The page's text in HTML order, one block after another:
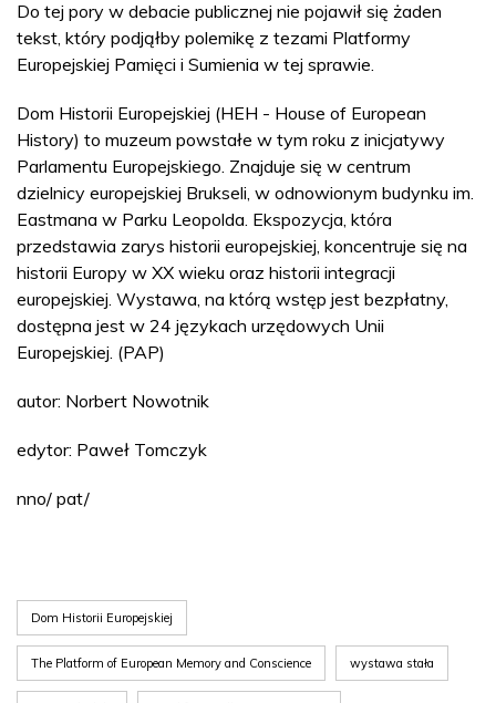
Do tej pory w debacie publicznej nie pojawił się żaden
tekst, który podjąłby polemikę z tezami Platformy
Europejskiej Pamięci i Sumienia w tej sprawie.
Dom Historii Europejskiej (HEH - House of European
History) to muzeum powstałe w tym roku z inicjatywy
Parlamentu Europejskiego. Znajduje się w centrum
dzielnicy europejskiej Brukseli, w odnowionym budynku im.
Eastmana w Parku Leopolda. Ekspozycja, która
przedstawia zarys historii europejskiej, koncentruje się na
historii Europy w XX wieku oraz historii integracji
europejskiej. Wystawa, na którą wstęp jest bezpłatny,
dostępna jest w 24 językach urzędowych Unii
Europejskiej. (PAP)
autor: Norbert Nowotnik
edytor: Paweł Tomczyk
nno/ pat/
Dom Historii Europejskiej
The Platform of European Memory and Conscience wystawa stała